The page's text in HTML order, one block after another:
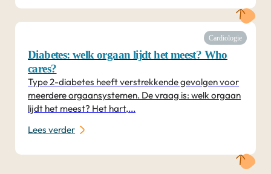
Cardiologie
Diabetes: welk orgaan lijdt het meest? Who
cares?
Type 2-diabetes heeft verstrekkende gevolgen voor
meerdere orgaansystemen. De vraag is: welk orgaan
lijdt het meest? Het hart,...
Lees verder